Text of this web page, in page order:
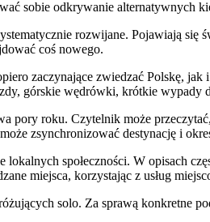
sobie odkrywanie alternatywnych
rozwijane. Pojawiają się
coś nowego.
zaczynające zwiedzać Polskę,
górskie wędrówki, krótkie
pory roku. Czytelnik może
zsynchronizować destynację i
lokalnych społeczności. W opisach
miejsca, korzystając z usług
solo. Za sprawą konkretne